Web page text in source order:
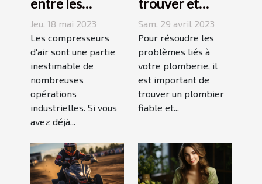
entre les
compresseurs à
piston et à vis
Jeu. 18 mai 2023
Les compresseurs
d'air sont une partie
inestimable de
nombreuses
opérations
industrielles. Si vous
avez déjà...
trouver et
choisir un bon
plombier à Evry
?
Sam. 29 avril 2023
Pour résoudre les
problèmes liés à
votre plomberie, il
est important de
trouver un plombier
fiable et...